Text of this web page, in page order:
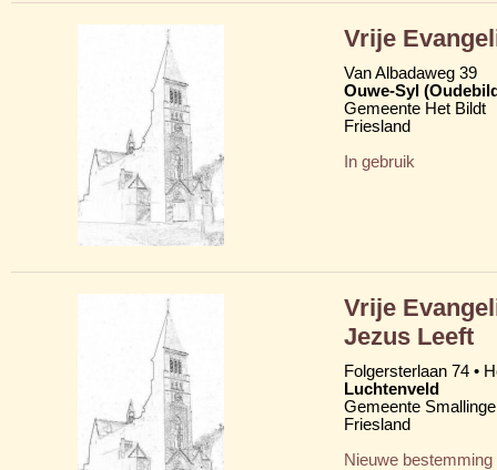
Vrije
Van Albadaweg 39
Ouwe-Syl
Gemeente Het Bildt
Friesland
In gebruik
Vrije
Jezus Leeft
Folgersterlaan 74 •
Luchtenveld
Gemeente
Friesland
Nieuwe bestemming